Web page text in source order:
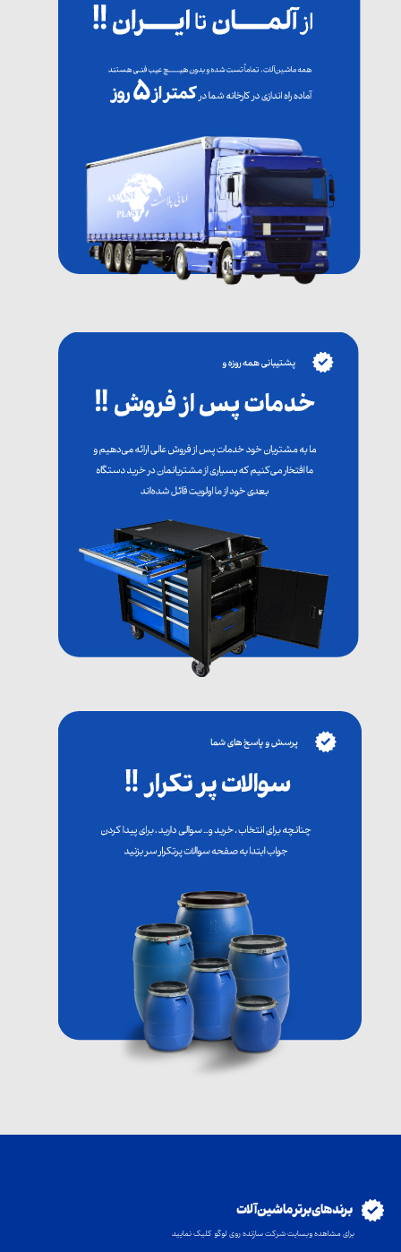
برند های برتر ماشین آلات
برای مشاهده وبسایت شرکت سازنده روی لوگو کلیک نمایید